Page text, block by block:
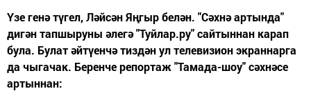
Үзе генә түгел, Ләйсән Яңгыр белән. "Сәхнә артында"
дигән тапшыруны әлегә "Туйлар.ру" сайтыннан карап
була. Булат әйтүенчә тиздән ул телевизион экраннарга
да чыгачак. Беренче репортаж "Тамада-шоу" сәхнәсе
артыннан: